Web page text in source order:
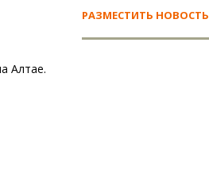
Алтае.
РАЗМЕСТИТЬ НОВОСТЬ